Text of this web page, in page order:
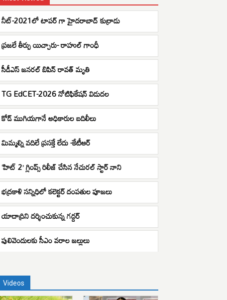
నీట్-2021లో టాపర్ గా హైదరాబాద్ కుర్రాడు
ప్రజలే తీర్పు యిచ్చారు- రాహుల్ గాంధీ
సీడీఎస్ జనరల్ బిపిన్ రావత్ మృతి
TG EdCET-2026 నోటిఫికేషన్ విడుదల
కోడ్ ముగియగానే అధికారుల బదిలీలు
మిమ్మల్ని వదిలే ప్రసక్తే లేదు -కేటీఆర్
‘హిట్ 2’ గ్లింప్స్ రిలీజ్ చేసిన నేచుర‌ల్ స్టార్ నాని
భద్రకాళి సన్నిధిలో కలెక్టర్ దంపతుల పూజలు
యాదాద్రిని దర్శించుకున్న గద్దర్
పులివెందులకు సీఎం వరాల జల్లులు
Videos